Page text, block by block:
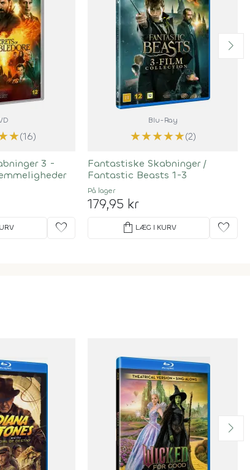
★(16)
3 -
favorite
Blu-Ray
★★★★★(2)
Fantastiske Skabninger /
Fantastic Beasts 1-3
På lager
179,95 kr
shopping_bag LÆG I KURV favorite